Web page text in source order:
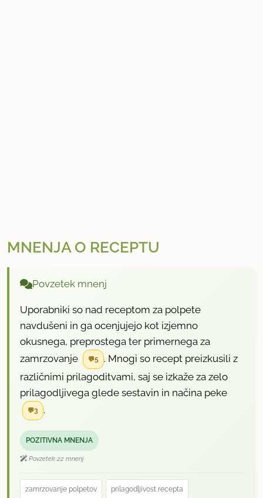
MNENJA O RECEPTU
Povzetek mnenj
Uporabniki so nad receptom za polpete
navdušeni in ga ocenjujejo kot izjemno
okusnega, preprostega ter primernega za
zamrzovanje
5
. Mnogi so recept preizkusili z
različnimi prilagoditvami, saj se izkaže za zelo
prilagodljivega glede sestavin in načina peke
3 .
POZITIVNA MNENJA
Povzetek 22 mnenj
zamrzovanje polpetov prilagodljivost recepta